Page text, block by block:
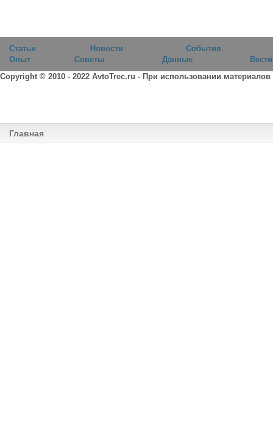
Статьи Новости
События
Опыт
Советы Данные
Вести
Copyright © 2010 - 2022 AvtoTrec.ru - При использовании материалов
Главная